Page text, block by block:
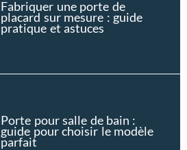
Fabriquer une porte de
placard sur mesure : guide
pratique et astuces
Porte pour salle de bain :
guide pour choisir le modèle
parfait